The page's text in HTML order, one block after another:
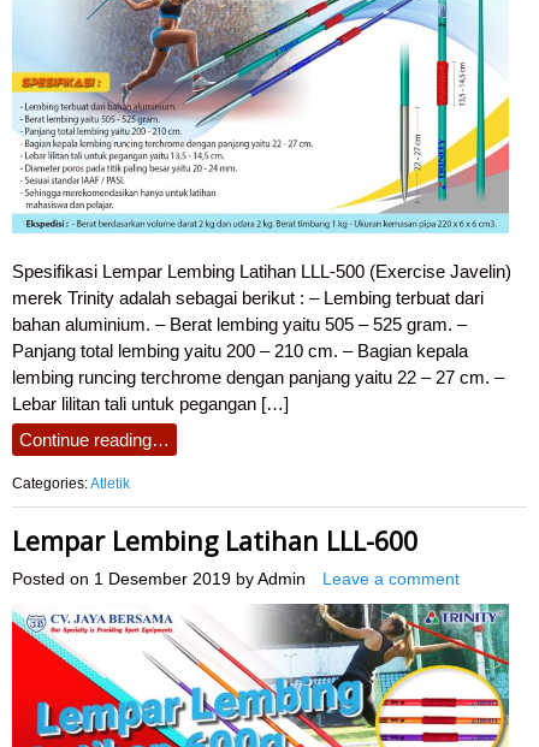
Spesifikasi Lempar Lembing Latihan LLL-500 (Exercise Javelin)
merek Trinity adalah sebagai berikut : – Lembing terbuat dari
bahan aluminium. – Berat lembing yaitu 505 – 525 gram. –
Panjang total lembing yaitu 200 – 210 cm. – Bagian kepala
lembing runcing terchrome dengan panjang yaitu 22 – 27 cm. –
Lebar lilitan tali untuk pegangan […]
Continue reading…
Categories:Atletik
Lempar Lembing Latihan LLL-600
Posted on 1 Desember 2019 by Admin Leave a comment